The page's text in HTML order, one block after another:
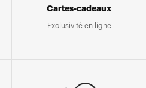
Cartes-cadeaux
Exclusivité en ligne